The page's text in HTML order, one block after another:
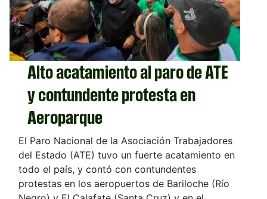
Alto acatamiento al paro de ATE
y contundente protesta en
Aeroparque
El Paro Nacional de la Asociación Trabajadores
del Estado (ATE) tuvo un fuerte acatamiento en
todo el país, y contó con contundentes
protestas en los aeropuertos de Bariloche (Río